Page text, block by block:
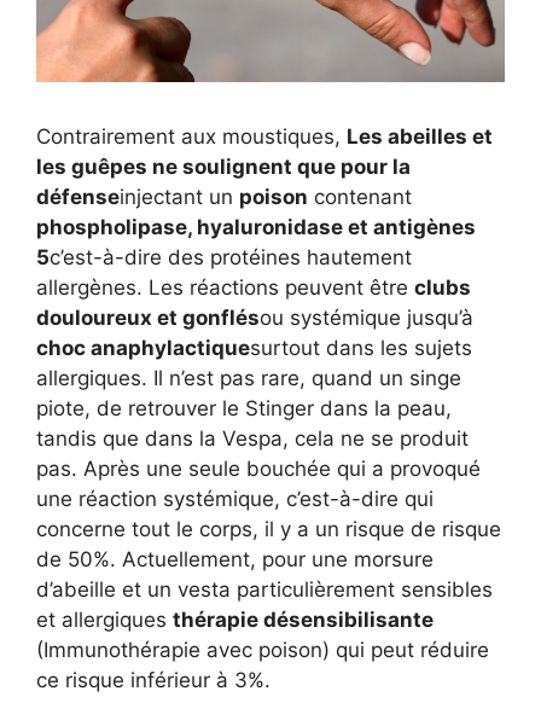
Contrairement aux moustiques, Les abeilles et
les guêpes ne soulignent que pour la
défenseinjectant un poison contenant
phospholipase, hyaluronidase et antigènes
5c’est-à-dire des protéines hautement
allergènes. Les réactions peuvent être clubs
douloureux et gonflésou systémique jusqu’à
choc anaphylactiquesurtout dans les sujets
allergiques. Il n’est pas rare, quand un singe
piote, de retrouver le Stinger dans la peau,
tandis que dans la Vespa, cela ne se produit
pas. Après une seule bouchée qui a provoqué
une réaction systémique, c’est-à-dire qui
concerne tout le corps, il y a un risque de risque
de 50%. Actuellement, pour une morsure
d’abeille et un vesta particulièrement sensibles
et allergiques thérapie désensibilisante
(Immunothérapie avec poison) qui peut réduire
ce risque inférieur à 3%.